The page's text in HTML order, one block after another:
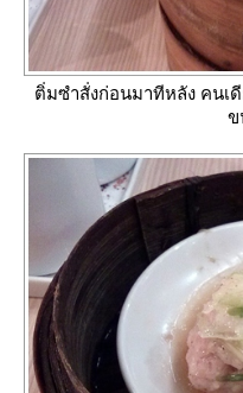
ติ่มซำสั่งก่อนมาทีหลัง คนเ
ข